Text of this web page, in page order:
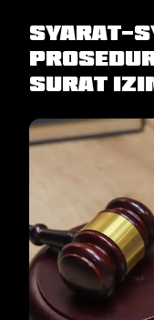
Syarat-
Surat